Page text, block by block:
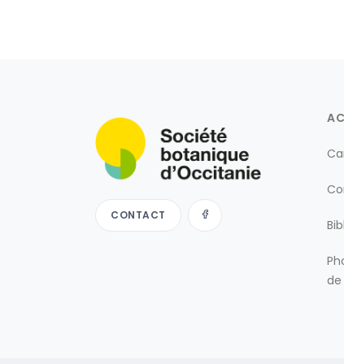
CONTACT
de